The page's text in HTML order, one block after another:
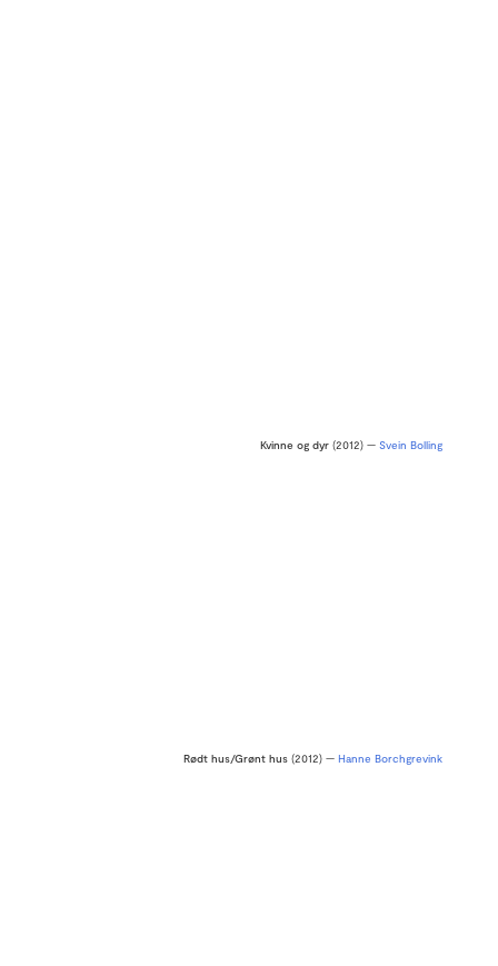
Kvinne og dyr (2012) — Svein Bolling
Rødt hus/Grønt hus (2012) — Hanne Borchgrevink